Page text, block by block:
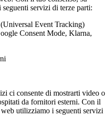
servizi di terze parti:
Event Tracking)
Consent Mode, Klarna,
ci consente di mostrarti video o
da fornitori esterni. Con il
utilizziamo i seguenti servizi